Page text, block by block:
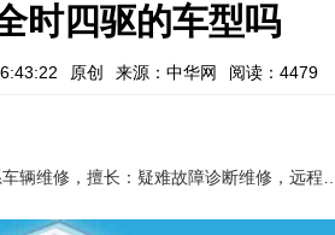
时四驱的车型吗
原创 来源：中华网 阅读：4479